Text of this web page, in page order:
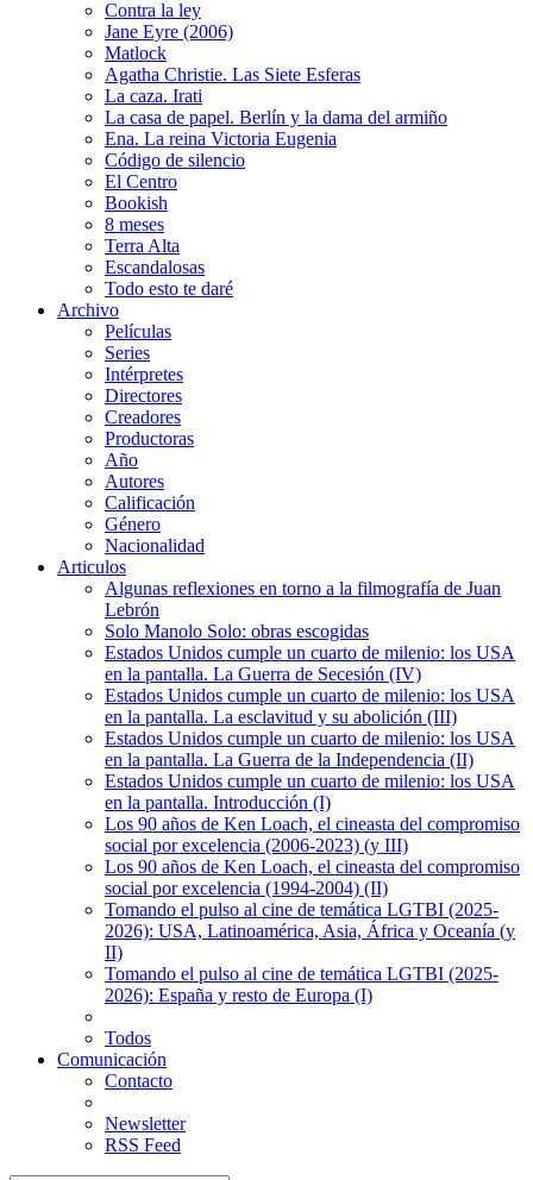
Contra la ley
Jane Eyre (2006)
Matlock
Agatha Christie. Las Siete Esferas
La caza. Irati
La casa de papel. Berlín y la dama del armiño
Ena. La reina Victoria Eugenia
Código de silencio
El Centro
Bookish
8 meses
Terra Alta
Escandalosas
Todo esto te daré
Archivo
Películas
Series
Intérpretes
Directores
Creadores
Productoras
Año
Autores
Calificación
Género
Nacionalidad
Articulos
Algunas reflexiones en torno a la filmografía de Juan
Lebrón
Solo Manolo Solo: obras escogidas
Estados Unidos cumple un cuarto de milenio: los USA
en la pantalla. La Guerra de Secesión (IV)
Estados Unidos cumple un cuarto de milenio: los USA
en la pantalla. La esclavitud y su abolición (III)
Estados Unidos cumple un cuarto de milenio: los USA
en la pantalla. La Guerra de la Independencia (II)
Estados Unidos cumple un cuarto de milenio: los USA
en la pantalla. Introducción (I)
Los 90 años de Ken Loach, el cineasta del compromiso
social por excelencia (2006-2023) (y III)
Los 90 años de Ken Loach, el cineasta del compromiso
social por excelencia (1994-2004) (II)
Tomando el pulso al cine de temática LGTBI (2025-
2026): USA, Latinoamérica, Asia, África y Oceanía (y
II)
Tomando el pulso al cine de temática LGTBI (2025-
2026): España y resto de Europa (I)
Todos
Comunicación
Contacto
Newsletter
RSS Feed